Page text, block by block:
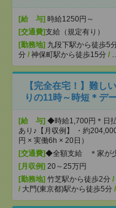
[給 与] 時給1250円～
[交通費]支給（規定有り）
[勤務地] 九段下駅から徒歩5
分 / 神保町駅から徒歩15分 /
【完全在宅！】難し
りの11時～時短＊デ
[給 与] ◆時給1,700円＊日
あり♪【月収例】 ・約
円 × 実働6h × 20日）
[交通費]◆全額支給 ＊家が
[月収例] 20～25万円
[勤務地] 竹芝駅から徒歩2分 /
/ 大門(東京都)駅から徒歩5分 /